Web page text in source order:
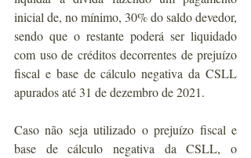
inicial de, no mínimo, 30% do saldo devedor,
sendo que o restante poderá ser liquidado
com uso de créditos decorrentes de prejuízo
fiscal e base de cálculo negativa da CSLL
apurados até 31 de dezembro de 2021.
Caso não seja utilizado o prejuízo fiscal e
base de cálculo negativa da CSLL, o